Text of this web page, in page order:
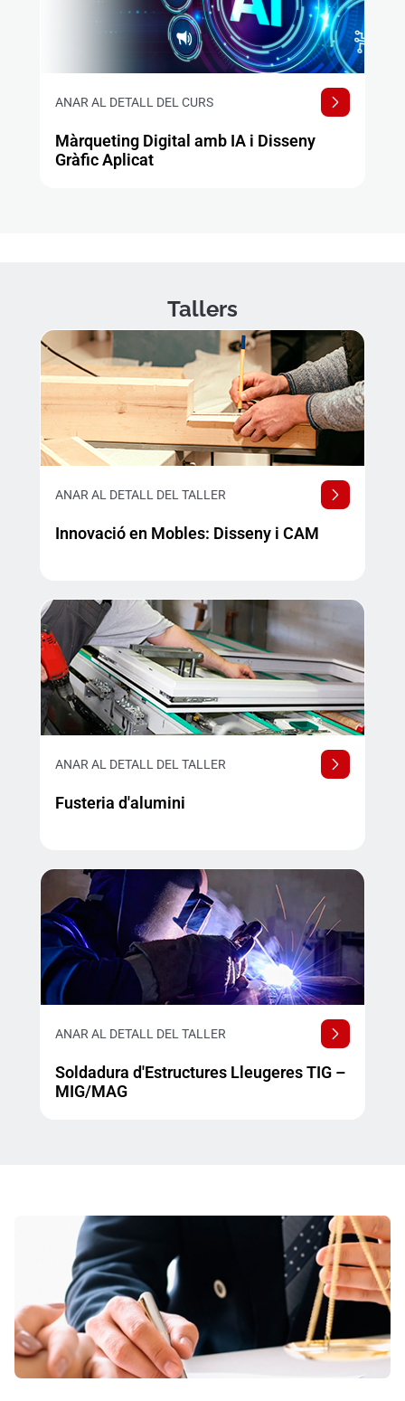
ANAR AL DETALL DEL CURS
Màrqueting Digital amb IA i Disseny
Gràfic Aplicat
Tallers
ANAR AL DETALL DEL TALLER
Innovació en Mobles: Disseny i CAM
ANAR AL DETALL DEL TALLER
Fusteria d'alumini
ANAR AL DETALL DEL TALLER
Soldadura d'Estructures Lleugeres TIG –
MIG/MAG